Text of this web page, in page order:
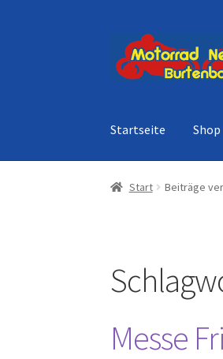
Zur
Navigation
springen
Zum
Inhalt
springen
Startseite Shop
Start Beiträge
Messe